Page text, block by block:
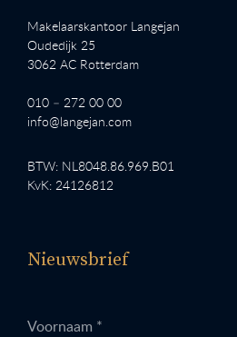
Makelaarskantoor Langejan
Oudedijk 25
3062 AC Rotterdam
010 – 272 00 00
info@langejan.com
BTW: NL8048.86.969.B01
KvK: 24126812
Nieuwsbrief
Voornaam *